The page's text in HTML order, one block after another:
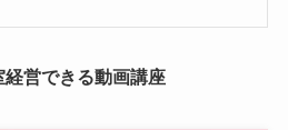
経営できる動画講座